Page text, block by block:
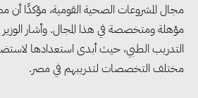
مجال المشروعات الصحية القومية، مؤكدًا أن
مؤهلة ومتخصصة في هذا المجال. وأشار
التدريب الطبي، حيث أبدى استعدادها
مختلف التخصصات لتدريبهم في مصر.
وزيرا التخطيط
تعزيز أمن الطاقة
والاستثمارات ضمن